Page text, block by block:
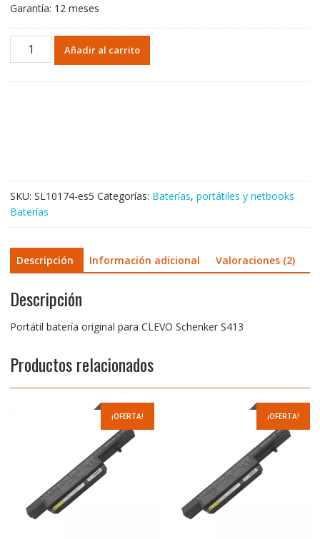
Garantía: 12 meses
Portátil
batería
Añadir al carrito
SKU: SL10174-es5 Categorías: Baterías, portátiles y netbooks
Baterías
Descripción Información adicional Valoraciones (2)
Descripción
Portátil batería original para CLEVO Schenker S413
Productos relacionados
¡OFERTA! ¡OFERTA!